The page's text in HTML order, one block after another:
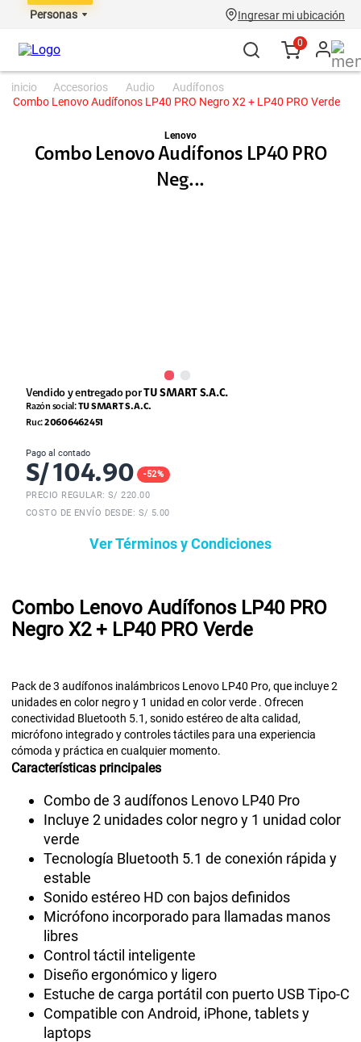
Personas Ingresar mi ubicación
0
accesorios audio
audífonos
Combo Lenovo Audífonos LP40 PRO Negro X2 + LP40 PRO Verde
Lenovo
Combo Lenovo Audífonos LP40 PRO
Neg...
Vendido y entregado por TU SMART S.A.C.
Razón social:TU SMART S.A.C.
Ruc:20606462451
Pago al contado
S/104.90 -52%
PRECIO REGULAR: S/220.00
COSTO DE ENVÍO DESDE: S/ 5.00
Ver Términos y Condiciones
Combo Lenovo Audífonos LP40 PRO
Negro X2 + LP40 PRO Verde
Pack de 3 audífonos inalámbricos Lenovo LP40 Pro, que incluye 2
unidades en color negro y 1 unidad en color verde . Ofrecen
conectividad Bluetooth 5.1, sonido estéreo de alta calidad,
micrófono integrado y controles táctiles para una experiencia
cómoda y práctica en cualquier momento.
Características principales
Combo de 3 audífonos Lenovo LP40 Pro
Incluye 2 unidades color negro y 1 unidad color
verde
Tecnología Bluetooth 5.1 de conexión rápida y
estable
Sonido estéreo HD con bajos definidos
Micrófono incorporado para llamadas manos
libres
Control táctil inteligente
Diseño ergonómico y ligero
Estuche de carga portátil con puerto USB Tipo-C
Compatible con Android, iPhone, tablets y
laptops